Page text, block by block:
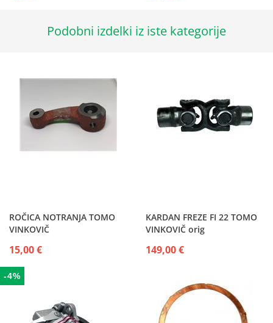
Podobni izdelki iz iste kategorije
ROČICA NOTRANJA TOMO
VINKOVIČ
15,00 €
KARDAN FREZE FI 22 TOMO
VINKOVIČ orig
149,00 €
-4%